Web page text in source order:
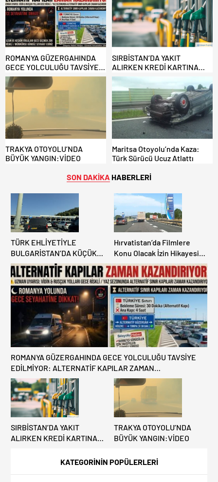
ROMANYA GÜZERGAHINDA
GECE YOLCULUĞU TAVSİYE
EDİLMİYOR: ALTERNATİF
KAPILAR ZAMAN
KAZANDIRIYOR!
SIRBİSTAN’DA YAKIT
ALIRKEN KREDİ KARTINA
DİKKAT: MAĞDUR OLMAYIN!
TRAKYA OTOYOLU’NDA
BÜYÜK YANGIN:VİDEO
Maritsa Otoyolu’nda Kaza:
Türk Sürücü Ucuz Atlattı
SON DAKİKA HABERLERİ
KATEGORİNİN POPÜLERLERİ
TÜRK EHLİYETİYLE
BULGARİSTAN’DA KÜÇÜK
HATA, ARACINA 6 AY EL
KONULMASINA YOL AÇTI
Hırvatistan’da Filmlere
Konu Olacak İzin Hikayesi:
Benzinlikte Eşini Unuttu!
ROMANYA GÜZERGAHINDA GECE YOLCULUĞU TAVSİYE
EDİLMİYOR: ALTERNATİF KAPILAR ZAMAN
KAZANDIRIYOR!
SIRBİSTAN’DA YAKIT
ALIRKEN KREDİ KARTINA
TRAKYA OTOYOLU’NDA
BÜYÜK YANGIN:VİDEO